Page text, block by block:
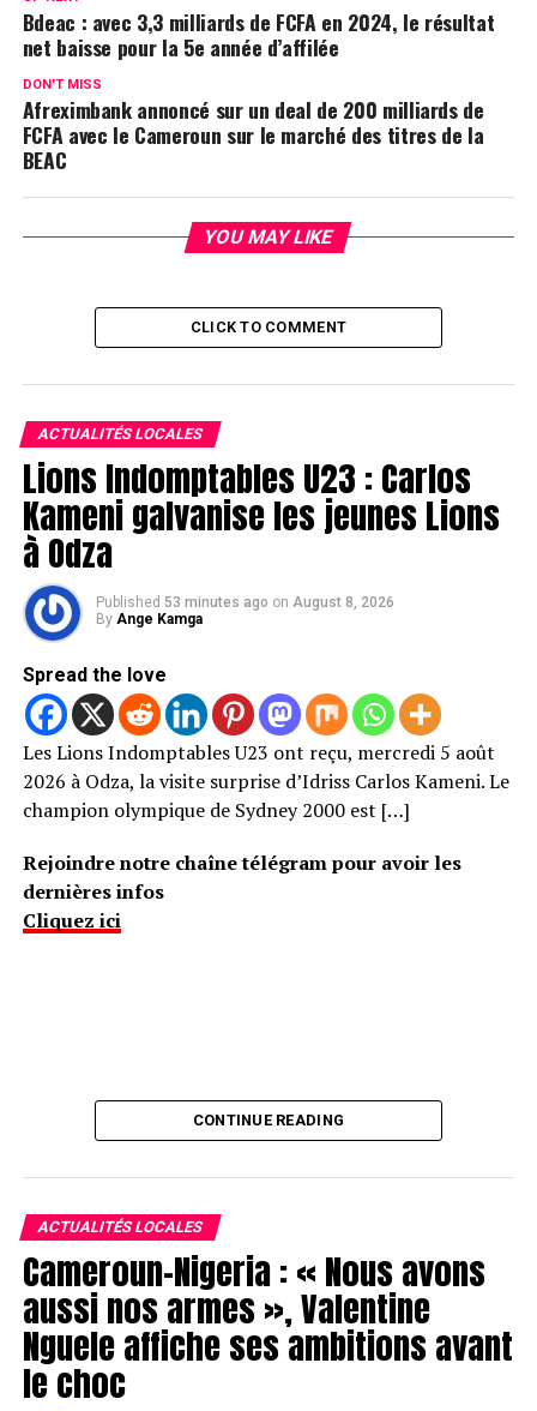
Bdeac : avec 3,3 milliards de FCFA en 2024, le résultat
net baisse pour la 5e année d’affilée
DON'T MISS
Afreximbank annoncé sur un deal de 200 milliards de
FCFA avec le Cameroun sur le marché des titres de la
BEAC
YOU MAY LIKE
CLICK TO COMMENT
ACTUALITÉS LOCALES
Lions Indomptables U23 : Carlos
Kameni galvanise les jeunes Lions
à Odza
Published 53 minutes ago on August 8, 2026
By Ange Kamga
Spread the love
Les Lions Indomptables U23 ont reçu, mercredi 5 août
2026 à Odza, la visite surprise d’Idriss Carlos Kameni. Le
champion olympique de Sydney 2000 est […]
Rejoindre notre chaîne télégram pour avoir les
dernières infos
Cliquez ici
CONTINUE READING
ACTUALITÉS LOCALES
Cameroun–Nigeria : « Nous avons
aussi nos armes », Valentine
Nguele affiche ses ambitions avant
le choc